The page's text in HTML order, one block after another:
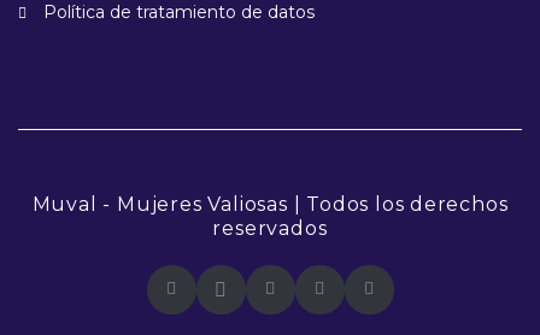
Política de tratamiento de datos
Muval - Mujeres Valiosas | Todos los derechos
reservados